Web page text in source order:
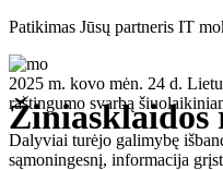
Eiti
turinio
Patikimas Jūsų partneris IT
Žiniasklaidos
2025 m. kovo mėn. 24 d.
raštingumo svarbą
Dalyviai turėjo galimybę
sąmoningesnį, informacija